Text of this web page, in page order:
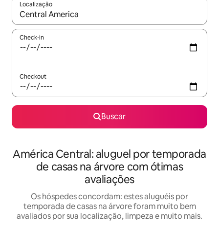
Localização
Quando os resultados estiverem disponíveis, explore-os
Check-in
Checkout
Buscar
América Central: aluguel por temporada
de casas na árvore com ótimas
avaliações
Os hóspedes concordam: estes aluguéis por
temporada de casas na árvore foram muito bem
avaliados por sua localização, limpeza e muito mais.